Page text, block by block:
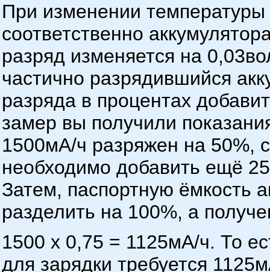
При изменении
соответственно
разряд изменяется на
частично разрядившийся
разряда в процентах
замер вы получили
1500мА/ч разряжен на 50%,
необходимо добавить ещё
Затем, паспортную ёмкость
разделить на 100%, а
1500 х 0,75 = 1125мА/ч. То
для зарядки требуется